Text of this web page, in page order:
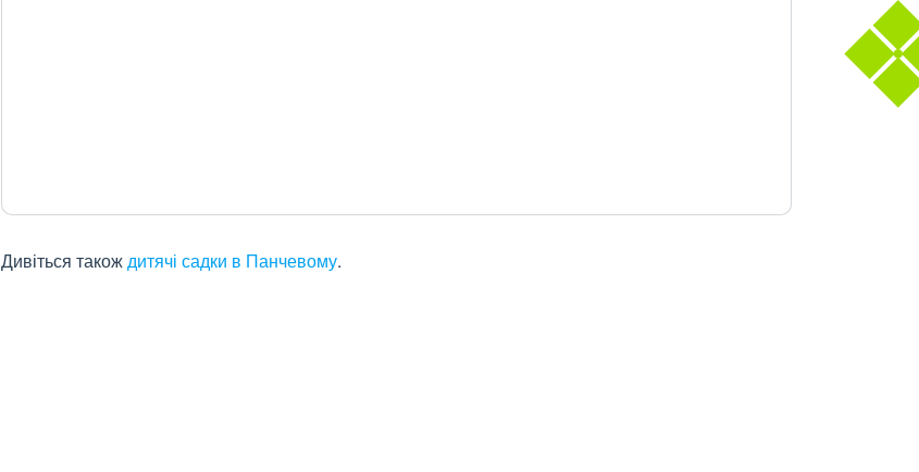
Дивіться такождитячі садки в Панчевому.